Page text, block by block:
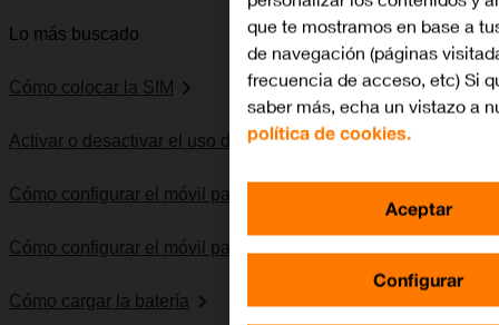
Lo más buscado
Cómo colocar la SIM
Activar o desactivar el uso del código PIN
Cómo configurar el móvil para SMS
Cómo configurar el móvil para internet
Cómo cargar la batería
que te mostramos en base a
de navegación (páginas
frecuencia de acceso, etc) Si
saber más, echa un vistazo a
política de cookies.
Configurar
Aceptar